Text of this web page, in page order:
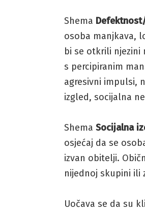
Shema
osoba manjkava,
bi se otkrili njezini
s percipiranim
agresivni impulsi,
izgled, socijalna
Shema Socijalna
osjećaj da se
izvan obitelji.
nijednoj skupini ili
Uočava se da su